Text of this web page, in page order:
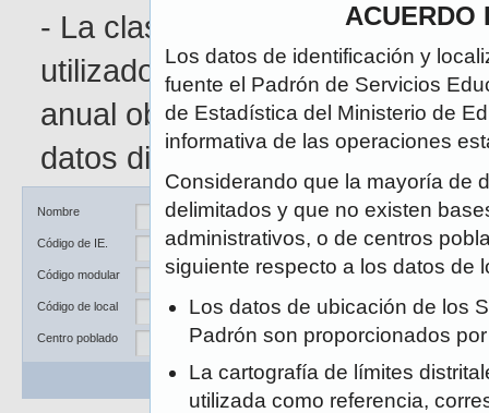
- La clasificación de área
utilizado en el Censo de
anual obedece a la naturaleza
datos disponibles.
Nombre
Código de IE.
Código modular
Código de local
Centro poblado
Ubicación DRE / UGEL
Departamento
Distrito
Buscar Limpiar
ACUERDO
Los datos de identificación y
fuente el Padrón de Servicios
de Estadística del Ministerio de
informativa de las operaciones
Considerando que la mayoría de
delimitados y que no existen
administrativos, o de centros
siguiente respecto a los datos de
Los datos de ubicación de los
Padrón son proporcionados
La cartografía de límites
utilizada como referencia,